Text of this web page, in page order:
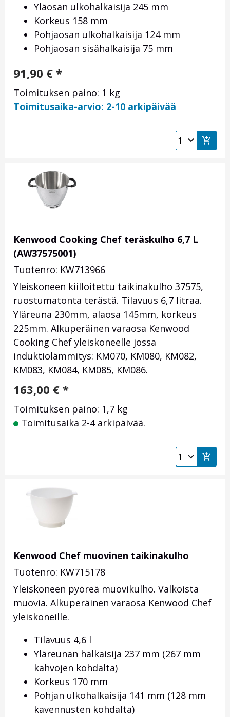
Yläosan ulkohalkaisija 245 mm
Korkeus 158 mm
Pohjaosan ulkohalkaisija 124 mm
Pohjaosan sisähalkaisija 75 mm
91,90 € *
Toimituksen paino: 1 kg
Toimitusaika-arvio: 2-10 arkipäivää
Kenwood Cooking Chef teräskulho 6,7 L
(AW37575001)
Tuotenro: KW713966
Yleiskoneen kiilloitettu taikinakulho 37575,
ruostumatonta terästä. Tilavuus 6,7 litraa.
Yläreuna 230mm, alaosa 145mm, korkeus
225mm. Alkuperäinen varaosa Kenwood
Cooking Chef yleiskoneelle jossa
induktiolämmitys: KM070, KM080, KM082,
KM083, KM084, KM085, KM086.
163,00 € *
Toimituksen paino: 1,7 kg
Toimitusaika 2-4 arkipäivää.
Kenwood Chef muovinen taikinakulho
Tuotenro: KW715178
Yleiskoneen pyöreä muovikulho. Valkoista
muovia. Alkuperäinen varaosa Kenwood Chef
yleiskoneille.
Tilavuus 4,6 l
Yläreunan halkaisija 237 mm (267 mm
kahvojen kohdalta)
Korkeus 170 mm
Pohjan ulkohalkaisija 141 mm (128 mm
kavennusten kohdalta)